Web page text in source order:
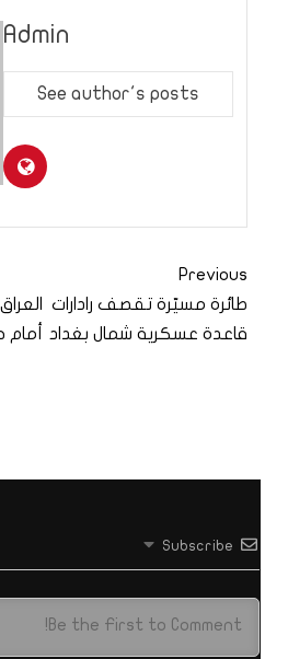
Admin
See author's posts
Previous
طائرة مسيّرة تقصف رادارات
قاعدة عسكرية شمال بغداد
أمام
Subscribe